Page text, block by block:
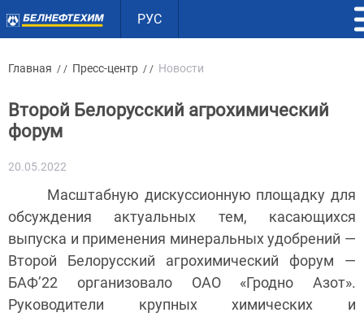
РУС
Главная / / Пресс-центр / / Новости
Второй Белорусский агрохимический
форум
20.05.2022
Масштабную дискуссионную площадку для
обсуждения актуальных тем, касающихся
выпуска и применения минеральных удобрений —
Второй Белорусский агрохимический форум —
БАФ’22 организовало ОАО «Гродно Азот».
Руководители крупных химических и